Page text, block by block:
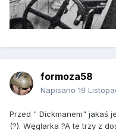
formoza58
Napisano 19
Przed " Dickmanem" jakaś
(?). Węglarka ?A te trzy z